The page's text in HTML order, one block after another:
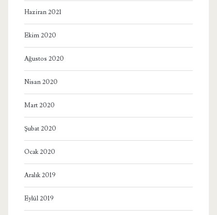
Haziran 2021
Ekim 2020
Ağustos 2020
Nisan 2020
Mart 2020
Şubat 2020
Ocak 2020
Aralık 2019
Eylül 2019